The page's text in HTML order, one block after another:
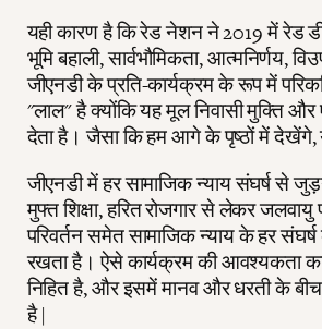
यही कारण है कि रेड नेशन ने 2019 में रेड
भूमि बहाली, सार्वभौमिकता, आत्मनिर्णय,
जीएनडी के प्रति-कार्यक्रम के रूप में
"लाल" है क्योंकि यह मूल निवासी मुक्ति और
देता है। जैसा कि हम आगे के पृष्ठों में देखेंगे,
जीएनडी में हर सामाजिक न्याय संघर्ष से
मुफ्त शिक्षा, हरित रोजगार से लेकर
परिवर्तन समेत सामाजिक न्याय के हर
रखता है। ऐसे कार्यक्रम की आवश्यकता
निहित है, और इसमें मानव और धरती के
है |